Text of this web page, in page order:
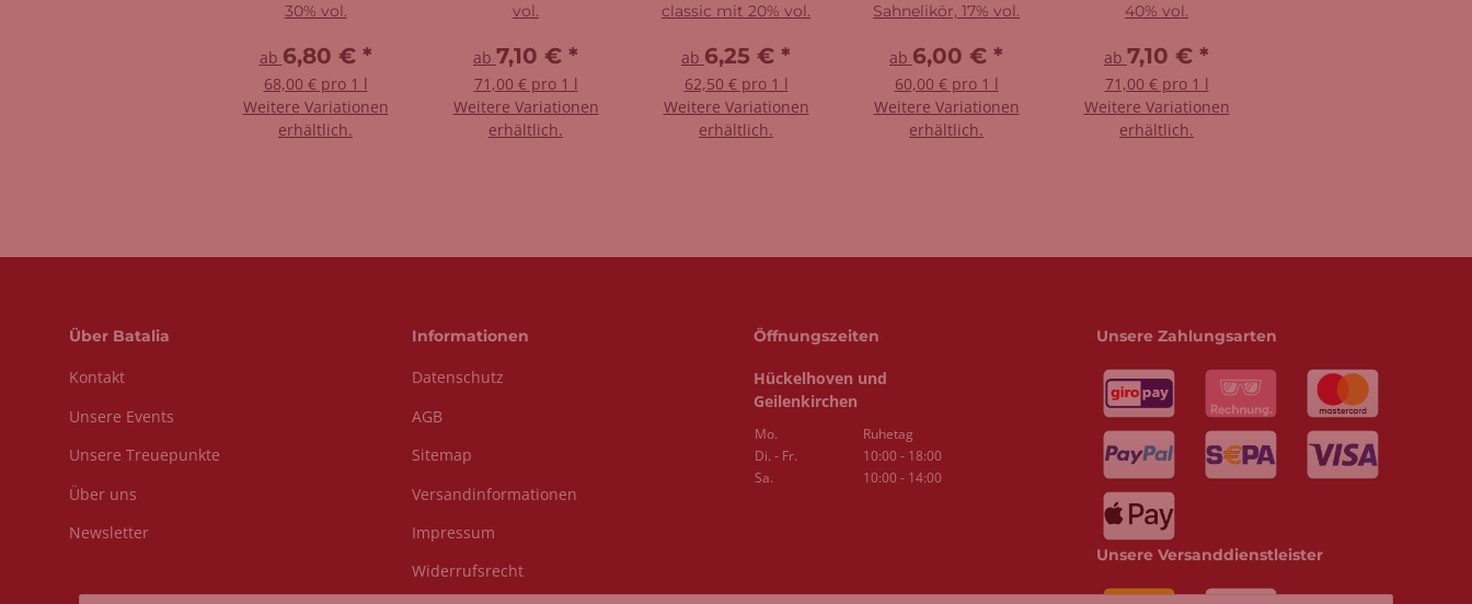
30% vol.
ab 6,80 € *
68,00 € pro 1 l
Weitere Variationen
erhältlich.
vol.
ab 7,10 € *
71,00 € pro 1 l
Weitere Variationen
erhältlich.
classic mit 20% vol.
ab 6,25 € *
62,50 € pro 1 l
Weitere Variationen
erhältlich.
Sahnelikör, 17% vol.
ab 6,00 € *
60,00 € pro 1 l
Weitere Variationen
erhältlich.
40% vol.
ab 7,10 € *
71,00 € pro 1 l
Weitere Variationen
erhältlich.
Über Batalia
Kontakt
Unsere Events
Unsere Treuepunkte
Über uns
Newsletter
Informationen
Datenschutz
AGB
Sitemap
Versandinformationen
Impressum
Widerrufsrecht
Öffnungszeiten
Hückelhoven und
Geilenkirchen
Mo.
Ruhetag
Di. - Fr.
10:00 - 18:00
Sa.
10:00 - 14:00
Unsere Zahlungsarten
Unsere Versanddienstleister